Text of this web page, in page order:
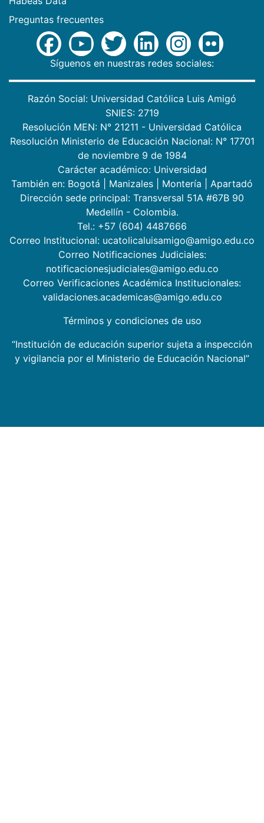
Preguntas frecuentes
Síguenos en nuestras redes sociales:
Razón Social: Universidad Católica Luis Amigó
SNIES: 2719
Resolución MEN: N° 21211 - Universidad Católica
Resolución Ministerio de Educación Nacional: N° 17701
de noviembre 9 de 1984
Carácter académico: Universidad
También en: Bogotá Manizales Montería
Apartadó
Dirección sede principal: Transversal 51A #67B 90
Medellín - Colombia.
Tel.: +57 (604) 4487666
Correo Institucional: ucatolicaluisamigo@amigo.edu.co
Correo Notificaciones Judiciales:
notificacionesjudiciales@amigo.edu.co
Correo Verificaciones Académica Institucionales:
validaciones.academicas@amigo.edu.co
Términos y condiciones de uso
“Institución de educación superior sujeta a inspección
y vigilancia por el Ministerio de Educación Nacional”